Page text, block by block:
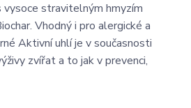
vysoce stravitelným hmyzím
Vhodný i pro alergické a
Aktivní uhlí je v současnosti
zvířat a to jak v prevenci,